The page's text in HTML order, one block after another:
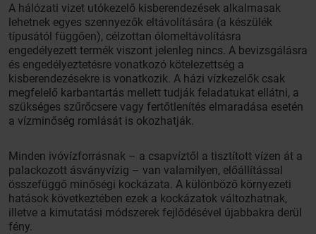
A hálózati vizet utókezelő kisberendezések alkalmasak
lehetnek egyes szennyezők eltávolítására (a készülék
típusától függően), célzottan ólomeltávolításra
engedélyezett termék viszont jelenleg nincs. A bevizsgálásra
és engedélyeztetésre vonatkozó kötelezettség a
kisberendezésekre is vonatkozik. A házi vízkezelők csak
megfelelő karbantartás mellett tudják feladatukat ellátni, a
szükséges szűrőcsere vagy fertőtlenítés elmaradása esetén
a vízminőség romlását is okozhatják.
Minden ivóvízforrásnak – a csapvíztől a tisztított vízen át a
palackozott ásványvízig – van valamilyen, előállítással
összefüggő minőségi kockázata. A különböző környezeti
hatások következtében ezek a kockázatok változhatnak,
illetve a kimutatási módszerek fejlődésével újabbakra derül
fény.